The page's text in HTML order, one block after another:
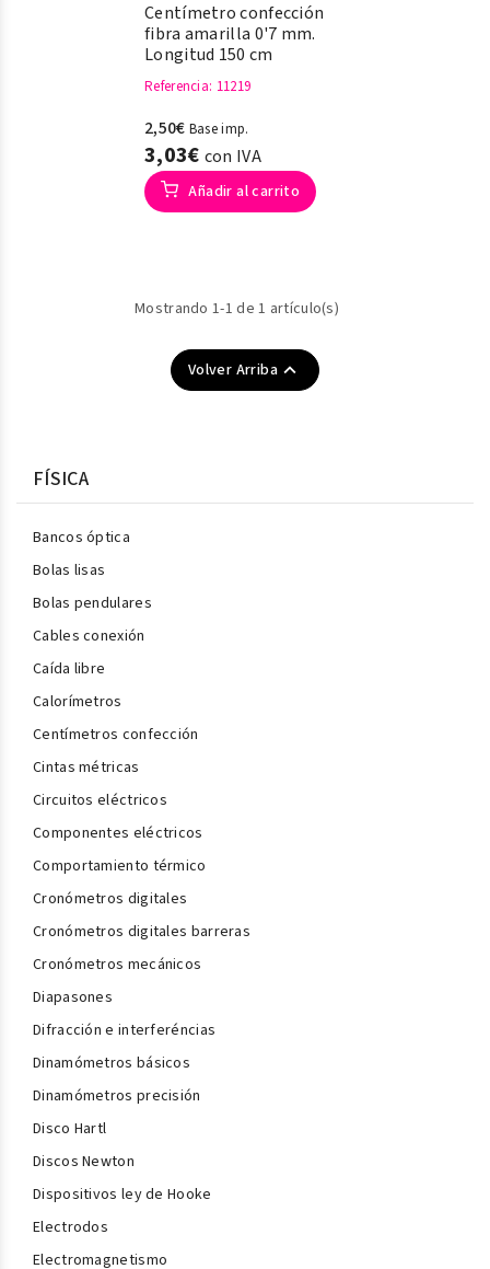
Centímetro confección
fibra amarilla 0'7 mm.
Longitud 150 cm
Referencia: 11219
2,50€ Base imp.
3,03€ con IVA
Añadir al carrito
Mostrando 1-1 de 1 artículo(s)
Volver Arriba 
FÍSICA
Bancos óptica
Bolas lisas
Bolas pendulares
Cables conexión
Caída libre
Calorímetros
Centímetros confección
Cintas métricas
Circuitos eléctricos
Componentes eléctricos
Comportamiento térmico
Cronómetros digitales
Cronómetros digitales barreras
Cronómetros mecánicos
Diapasones
Difracción e interferéncias
Dinamómetros básicos
Dinamómetros precisión
Disco Hartl
Discos Newton
Dispositivos ley de Hooke
Electrodos
Electromagnetismo